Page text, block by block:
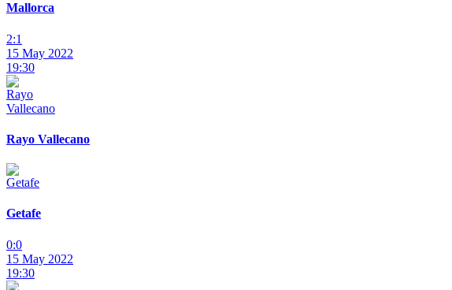
Mallorca
2:1
15 May 2022
19:30
Rayo Vallecano
Getafe
0:0
15 May 2022
19:30